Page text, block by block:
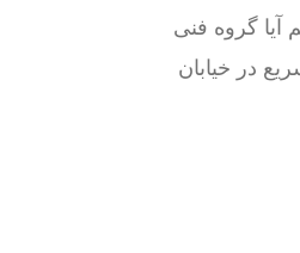
گروه فنی
در خیابان